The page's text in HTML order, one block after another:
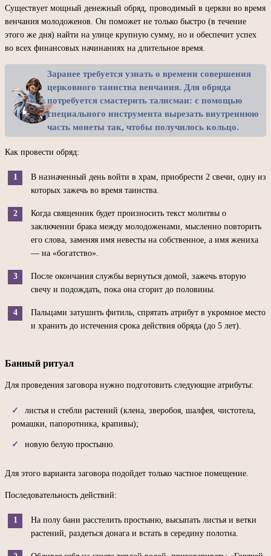
Существует мощный денежный обряд, проводимый в церкви во время
венчания молодоженов. Он поможет не только быстро (в течение
этого же дня) найти на улице крупную сумму, но и обеспечит успех
во всех финансовых начинаниях на длительное время.
Заранее требуется узнать о времени совершения
церковного таинства венчания. Для обряда
потребуется смастерить талисман: с помощью
специального инструмента вырезать внутреннюю
часть монеты так, чтобы получилось кольцо.
Как провести обряд:
В назначенный день войти в храм, приобрести 2 свечи, одну из
которых зажечь во время таинства.
Когда священник будет произносить текст молитвы о
заключении брака между молодоженами, мысленно повторить
его слова, заменяя имя невесты на собственное, а имя жениха
— на «богатство».
После окончания службы вернуться домой, зажечь вторую
свечу и подождать, пока она сгорит до половины.
Пальцами затушить фитиль, спрятать атрибут в укромное место
и хранить до истечения срока действия обряда (до 5 лет).
Банный ритуал
Для проведения заговора нужно подготовить следующие атрибуты:
листья и стебли растений (клена, зверобоя, шалфея, чистотела,
ромашки, папоротника, крапивы);
новую белую простыню.
Для этого варианта заговора подойдет только частное помещение.
Последовательность действий:
На полу бани расстелить простыню, высыпать листья и ветки
растений, раздеться донага и встать в середину полотна.